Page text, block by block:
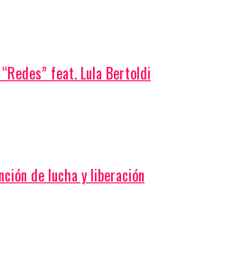
feat. Lula Bertoldi
de lucha y liberación